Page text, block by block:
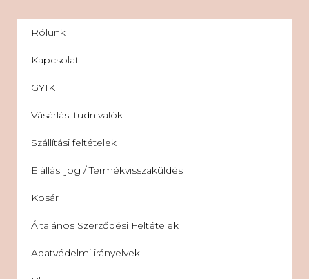
Rólunk
Kapcsolat
GYIK
Vásárlási tudnivalók
Szállítási feltételek
Elállási jog / Termékvisszaküldés
Kosár
Általános Szerződési Feltételek
Adatvédelmi irányelvek